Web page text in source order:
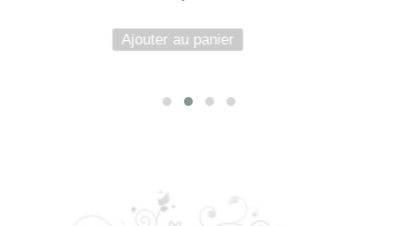
Ajouter au panier